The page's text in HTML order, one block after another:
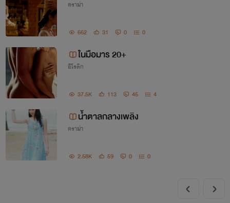
ดราม่า
662 31 0 0
ในมือมาร 20+
อีโรติก
37.5K 113 45 4
น้ำตาลกลางเพลิง
ดราม่า
2.58K 59 0 0